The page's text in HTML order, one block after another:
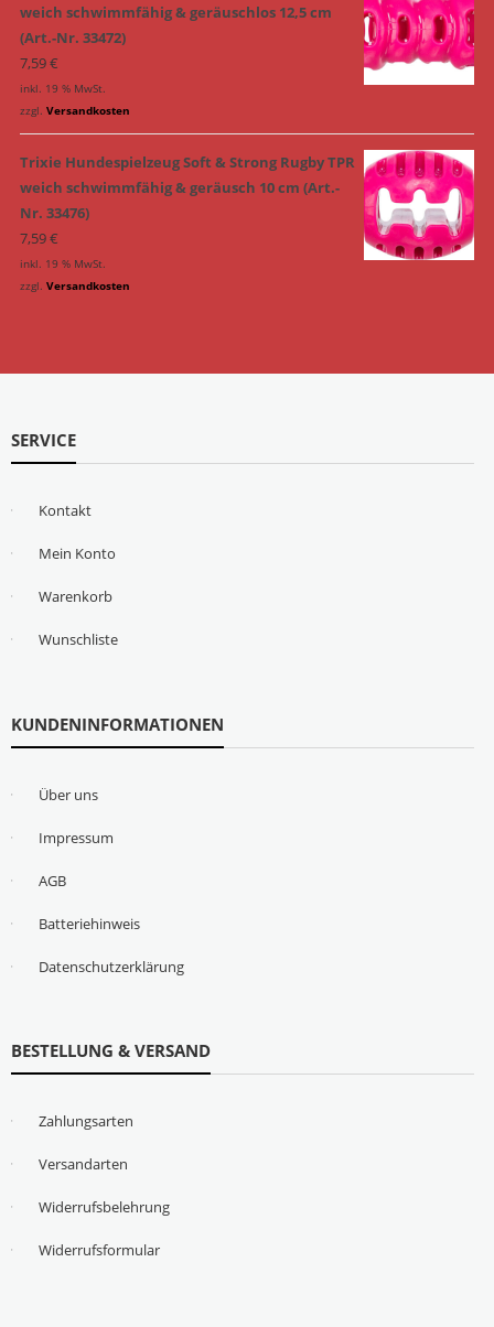
weich schwimmfähig & geräuschlos 12,5 cm
(Art.-Nr. 33472)
7,59€
inkl. 19 % MwSt.
zzgl. Versandkosten
Trixie Hundespielzeug Soft & Strong Rugby TPR
weich schwimmfähig & geräusch 10 cm (Art.-
Nr. 33476)
7,59€
inkl. 19 % MwSt.
zzgl. Versandkosten
SERVICE
Kontakt
Mein Konto
Warenkorb
Wunschliste
KUNDENINFORMATIONEN
Über uns
Impressum
AGB
Batteriehinweis
Datenschutzerklärung
BESTELLUNG & VERSAND
Zahlungsarten
Versandarten
Widerrufsbelehrung
Widerrufsformular